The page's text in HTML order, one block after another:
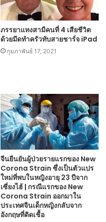
ภรรยาแทงสามีคนที่ 4 เสียชีวิต
ด้วยมีดทำครัวทับสายชาร์จ iPad
กุมภาพันธ์ 17, 2021
จีนยืนยันผู้ป่วยรายแรกของ New
Corona Strain ซึ่งเป็นตัวแปร
ใหม่ที่พบในหญิงอายุ 23 ปีจาก
เซี่ยงไฮ้ | กรณีแรกของ New
Corona Strain ออกมาใน
ประเทศจีนเด็กหญิงกลับจาก
อังกฤษที่ติดเชื้อ